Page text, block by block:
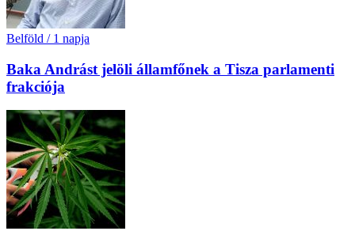
Belföld / 1 napja
Baka Andrást jelöli államfőnek a Tisza parlamenti
frakciója